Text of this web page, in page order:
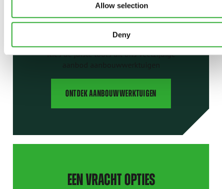
Allow selection
Deny
MEER DAN 200
AANBOUWWERKTUIGEN
Kies de juiste tools uit ons veelzijdige
ONTDEK AANBOUWWERKTUIGEN
EEN VRACHT OPTIES